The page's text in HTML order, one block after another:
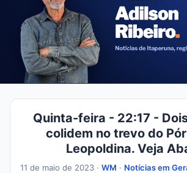
Quinta-feira - 22:17 -
colidem no trevo do
Leopoldina. Veja
11 de maio de 2023 · WM · Notícias em